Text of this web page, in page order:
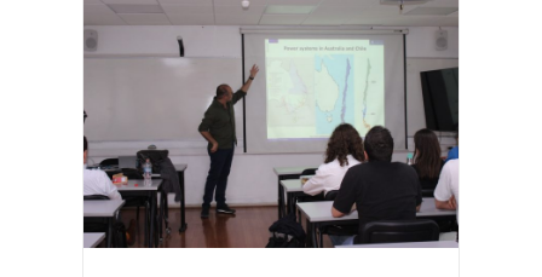
Internacional
profesor
Mancarella